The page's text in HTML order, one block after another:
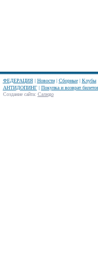
ФЕДЕРАЦИЯ| Новости| Сборные| Клубы
АНТИДОПИНГ| Покупка и возврат
Создание сайта: Салюдо